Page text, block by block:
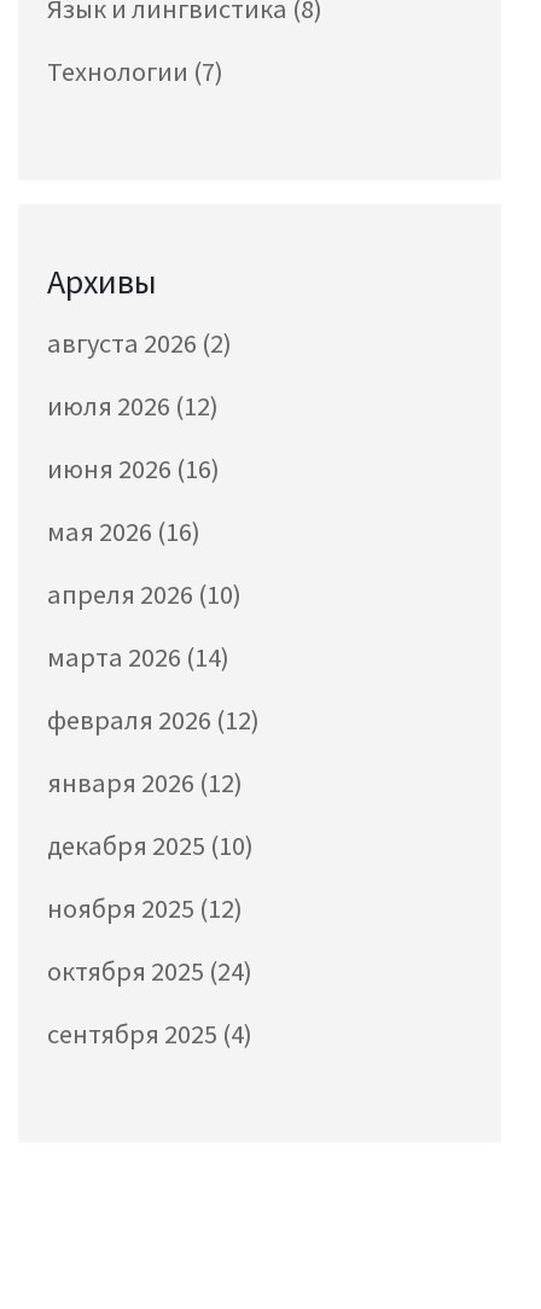
Язык и лингвистика (8)
Технологии (7)
Архивы
августа 2026 (2)
июля 2026 (12)
июня 2026 (16)
мая 2026 (16)
апреля 2026 (10)
марта 2026 (14)
февраля 2026 (12)
января 2026 (12)
декабря 2025 (10)
ноября 2025 (12)
октября 2025 (24)
сентября 2025 (4)